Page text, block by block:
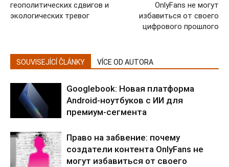
геополитических сдвигов и
экологических тревог
OnlyFans не могут
избавиться от своего
цифрового прошлого
SOUVISEJÍCÍ ČLÁNKY VÍCE OD AUTORA
Googlebook: Новая платформа
Android-ноутбуков с ИИ для
премиум-сегмента
Право на забвение: почему
создатели контента OnlyFans не
могут избавиться от своего